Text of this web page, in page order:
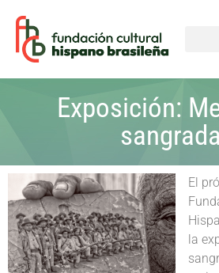
Exposición:
El
la